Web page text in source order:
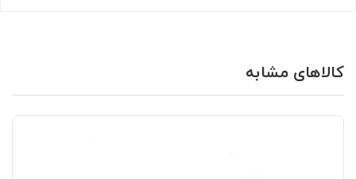
کالاهای مشابه